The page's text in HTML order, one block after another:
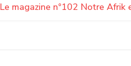
Le magazine n°102 Notre Afrik